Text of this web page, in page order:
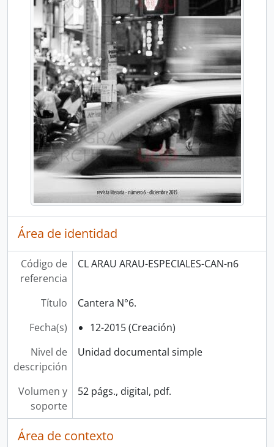
Área de identidad
Código de
referencia
CL ARAU ARAU-ESPECIALES-CAN-n6
Título
Cantera N°6.
Fecha(s)
12-2015 (Creación)
Nivel de
descripción
Unidad documental simple
Volumen y
soporte
52 págs., digital, pdf.
Área de contexto